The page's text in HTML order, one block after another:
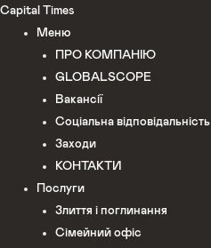
Перейти
Capital Times
Меню
ПРО КОМПАНІЮ
GLOBALSCOPE
Вакансії
Соціальна відповідальність
Заходи
КОНТАКТИ
Послуги
Злиття і поглинання
Сімейний офіс